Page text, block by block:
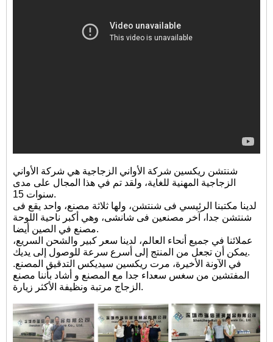
شنتشن ريكسين شركة الأواني الزجاجية هي شركة الأواني
الزجاجية المهنية للغاية، ولقد تم في هذا المجال على مدى
سنوات 15.
لدينا مكتبنا الرئيسي فى شنتشن، ولها ثلاثة مصنع، واحد يقع فى
شنتشن جدا، آخر مصنعين فى شانشى، وهي أكبر ناحية اللوحة
مصنع في الصين أيضا.
عملائنا في جميع أنحاء العالم، لدينا سعر كبير والشحن السريع،
يمكن أن تجعل من المنتج إلى أسرع سرعة للوصول إلى يديك.
في الآونة الأخيرة، مرت ريكسين سيديكس التدقيق المصنع.
المفتشين من سغس سعداء جدا مع المصنع و أشاد بأننا مصنع
الزجاج مرتبة ونظيفة الأكثر زيارة.